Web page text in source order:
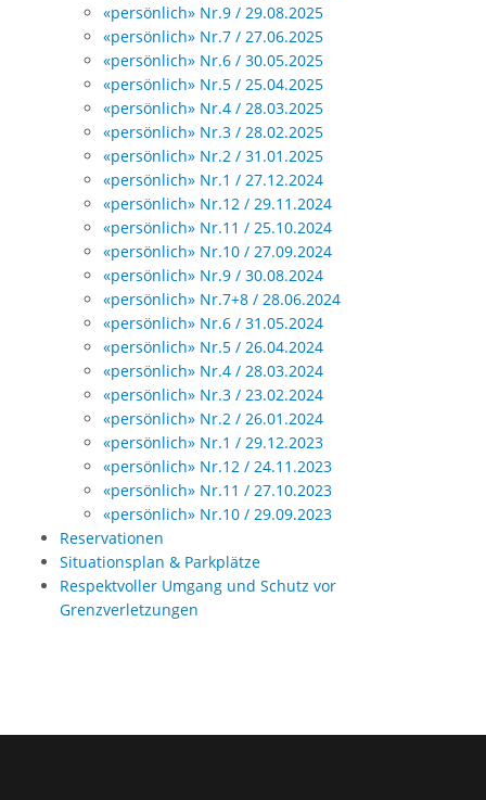
«persönlich» Nr.9 / 29.08.2025
«persönlich» Nr.7 / 27.06.2025
«persönlich» Nr.6 / 30.05.2025
«persönlich» Nr.5 / 25.04.2025
«persönlich» Nr.4 / 28.03.2025
«persönlich» Nr.3 / 28.02.2025
«persönlich» Nr.2 / 31.01.2025
«persönlich» Nr.1 / 27.12.2024
«persönlich» Nr.12 / 29.11.2024
«persönlich» Nr.11 / 25.10.2024
«persönlich» Nr.10 / 27.09.2024
«persönlich» Nr.9 / 30.08.2024
«persönlich» Nr.7+8 / 28.06.2024
«persönlich» Nr.6 / 31.05.2024
«persönlich» Nr.5 / 26.04.2024
«persönlich» Nr.4 / 28.03.2024
«persönlich» Nr.3 / 23.02.2024
«persönlich» Nr.2 / 26.01.2024
«persönlich» Nr.1 / 29.12.2023
«persönlich» Nr.12 / 24.11.2023
«persönlich» Nr.11 / 27.10.2023
«persönlich» Nr.10 / 29.09.2023
Reservationen
Situationsplan & Parkplätze
Respektvoller Umgang und Schutz vor
Grenzverletzungen